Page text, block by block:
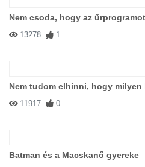
Nem csoda, hogy az
13278 1
Nem tudom elhinni, hogy
11917 0
Batman és a Macskanő gyereke